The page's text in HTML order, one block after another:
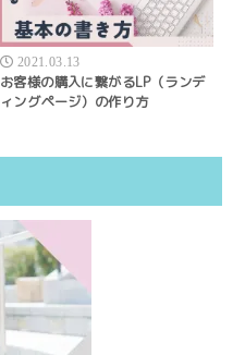
2021.03.13
お客様の購入に繋がるLP（ランデ
ィングページ）の作り方